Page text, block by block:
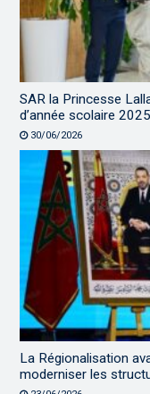
SAR la Princesse
d’année scolaire
30/06/2026
La Régionalisation
moderniser les